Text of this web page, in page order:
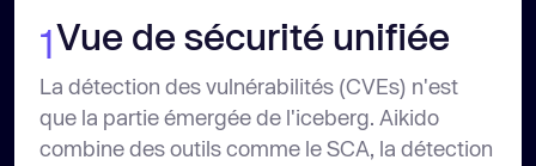
1Vue de sécurité unifiée
La détection des vulnérabilités (CVEs) n'est
que la partie émergée de l'iceberg. Aikido
combine des outils comme le SCA, la détection